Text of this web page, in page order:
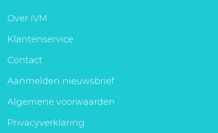
Over IVM
Klantenservice
Contact
Aanmelden nieuwsbrief
Algemene voorwaarden
Privacyverklaring